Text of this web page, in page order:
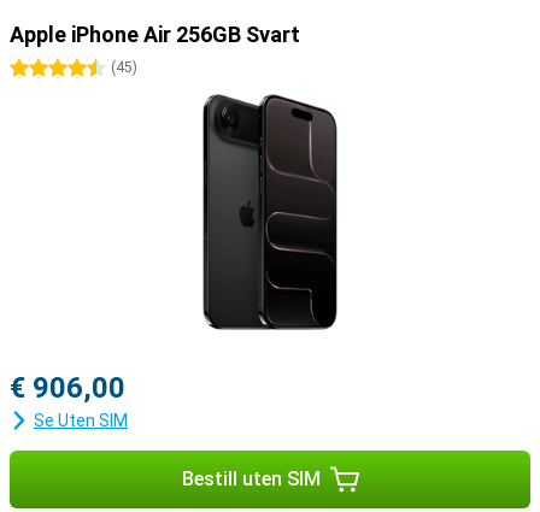
Apple iPhone Air 256GB Svart
4.5 stjerner
(45)
€ 906,00
Se Uten SIM
Bestill uten SIM